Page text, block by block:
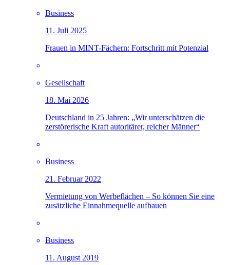
Business
11. Juli 2025
Frauen in MINT-Fächern: Fortschritt mit Potenzial
Gesellschaft
18. Mai 2026
Deutschland in 25 Jahren: „Wir unterschätzen die
zerstörerische Kraft autoritärer, reicher Männer“
Business
21. Februar 2022
Vermietung von Werbeflächen – So können Sie eine
zusätzliche Einnahmequelle aufbauen
Business
11. August 2019